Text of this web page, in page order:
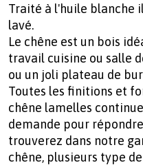
Traité à l'huile blanche
lavé.
Le chêne est un bois
travail cuisine ou salle
ou un joli plateau de
Toutes les finitions et
chêne lamelles
demande pour
trouverez dans notre
chêne, plusieurs type